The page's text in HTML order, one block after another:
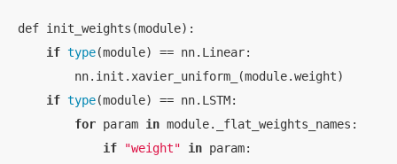
def init_weights(module):
if type(module) == nn.Linear:
        nn.init.xavier_uniform_(module.weight)
if type(module) == nn.LSTM:
for param in module._flat_weights_names:
if
"weight" in param: